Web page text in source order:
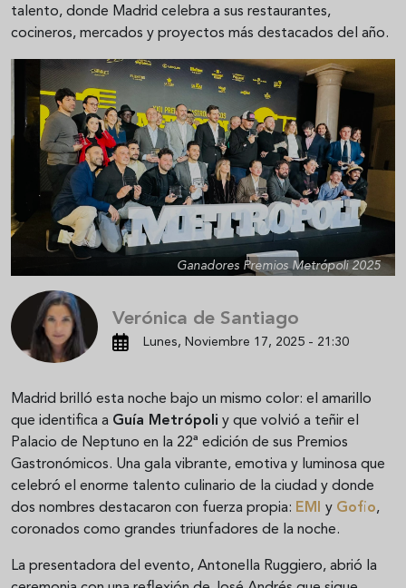
talento, donde Madrid celebra a sus restaurantes,
cocineros, mercados y proyectos más destacados del año.
Ganadores Premios Metrópoli 2025
Verónica de Santiago
Lunes, Noviembre 17, 2025 - 21:30
Madrid brilló esta noche bajo un mismo color: el amarillo
que identifica a Guía Metrópoli y que volvió a teñir el
Palacio de Neptuno en la 22ª edición de sus Premios
Gastronómicos. Una gala vibrante, emotiva y luminosa que
celebró el enorme talento culinario de la ciudad y donde
dos nombres destacaron con fuerza propia: EMI y Gofio,
coronados como grandes triunfadores de la noche.
La presentadora del evento, Antonella Ruggiero, abrió la